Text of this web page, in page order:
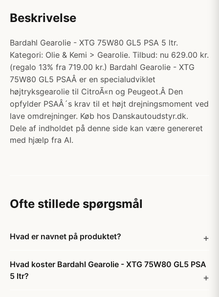
Beskrivelse
Bardahl Gearolie - XTG 75W80 GL5 PSA 5 ltr.
Kategori: Olie & Kemi > Gearolie. Tilbud: nu 629.00 kr.
(regalo 13% fra 719.00 kr.) Bardahl Gearolie - XTG
75W80 GL5 PSAÂ er en specialudviklet
højtryksgearolie til CitroÃ«n og Peugeot.Â Den
opfylder PSAÂ´s krav til et højt drejningsmoment ved
lave omdrejninger. Køb hos Danskautoudstyr.dk.
Dele af indholdet på denne side kan være genereret
med hjælp fra AI.
Ofte stillede spørgsmål
Hvad er navnet på produktet?
Hvad koster Bardahl Gearolie - XTG 75W80 GL5 PSA
5 ltr?